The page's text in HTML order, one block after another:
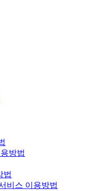
방법
법
비스 이용방법